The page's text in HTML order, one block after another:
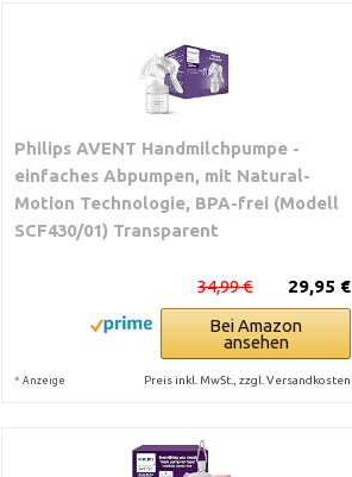
Philips AVENT Handmilchpumpe -
einfaches Abpumpen, mit Natural-
Motion Technologie, BPA-frei (Modell
SCF430/01) Transparent
29,95 €
34,99 €
Bei Amazon
ansehen
* Anzeige Preis inkl. MwSt., zzgl. Versandkosten